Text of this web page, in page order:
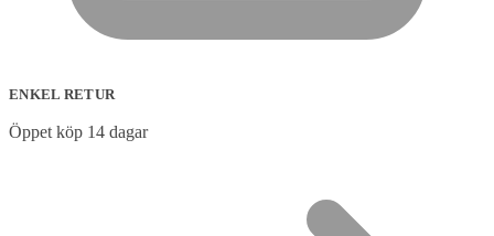
ENKEL RETUR
Öppet köp 14 dagar